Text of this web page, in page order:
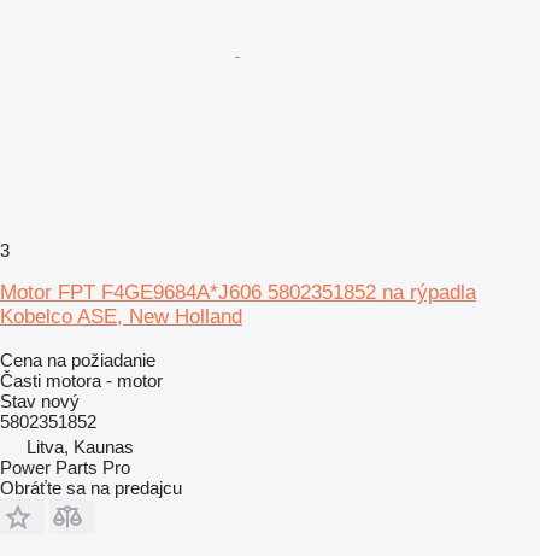
3
Motor FPT F4GE9684A*J606 5802351852 na rýpadla
Kobelco ASE, New Holland
Cena na požiadanie
Časti motora - motor
Stav nový
5802351852
Litva, Kaunas
Power Parts Pro
Obráťte sa na predajcu